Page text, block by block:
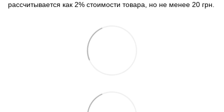
рассчитывается как 2% стоимости товара, но не менее 20 грн.